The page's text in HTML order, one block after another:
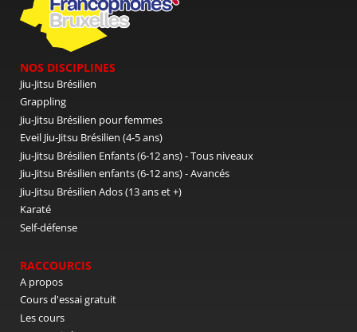
NOS DISCIPLINES
Jiu-Jitsu Brésilien
Grappling
Jiu-Jitsu Brésilien pour femmes
Eveil Jiu-Jitsu Brésilien (4-5 ans)
Jiu-Jitsu Brésilien Enfants (6-12 ans) - Tous niveaux
Jiu-Jitsu Brésilien enfants (6-12 ans) - Avancés
Jiu-Jitsu Brésilien Ados (13 ans et +)
Karaté
Self-défense
RACCOURCIS
A propos
Cours d'essai gratuit
Les cours